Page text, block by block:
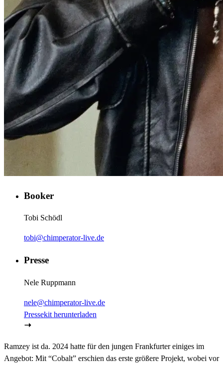
Booker
Tobi Schödl
tobi@chimperator-live.de
Presse
Nele Ruppmann
nele@chimperator-live.de
Pressekit herunterladen
Ramzey ist da. 2024 hatte für den jungen Frankfurter einiges im
Angebot: Mit “Cobalt” erschien das erste größere Projekt, wobei vor